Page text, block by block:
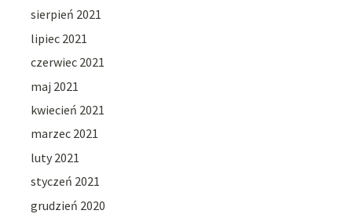
sierpień 2021
lipiec 2021
czerwiec 2021
maj 2021
kwiecień 2021
marzec 2021
luty 2021
styczeń 2021
grudzień 2020